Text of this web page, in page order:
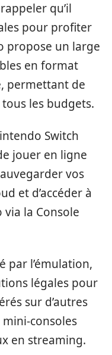
qu’il
pour profiter
propose un large
en format
permettant de
les budgets.
Switch
jouer en ligne
vos
et d’accéder à
la Console
par l’émulation,
légales pour
sur d’autres
consoles
en streaming.